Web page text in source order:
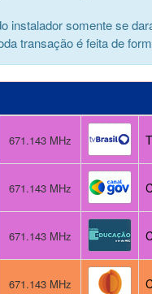
instalador somente se
transação é feita de
671.143 MHz
671.143 MHz
671.143 MHz
671.143 MHz